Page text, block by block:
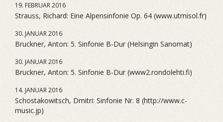
19. FEBRUAR 2016
Strauss, Richard: Eine Alpensinfonie Op. 64 (www.utmisol.fr)
30. JANUAR 2016
Bruckner, Anton: 5. Sinfonie B-Dur (Helsingin Sanomat)
30. JANUAR 2016
Bruckner, Anton: 5. Sinfonie B-Dur (www2.rondolehti.fi)
14. JANUAR 2016
Schostakowitsch, Dmitri: Sinfonie Nr. 8 (http://www.c-
music.jp)